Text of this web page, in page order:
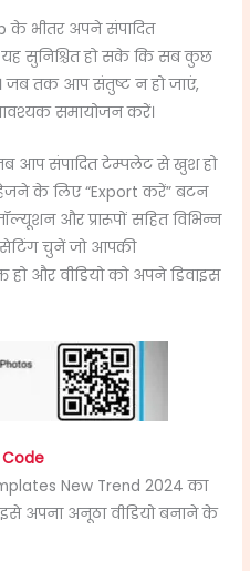
के भीतर अपने संपादित
सुनिश्चित हो सके कि सब कुछ
जब तक आप संतुष्ट न हो जाएं,
समायोजन करें।
आप संपादित टेम्पलेट से खुश हो
के लिए “Export करें” बटन
और प्रारूपों सहित विभिन्न
सेटिंग चुनें जो आपकी
और वीडियो को अपने डिवाइस
New Trend 2024 का
अपना अनूठा वीडियो बनाने के